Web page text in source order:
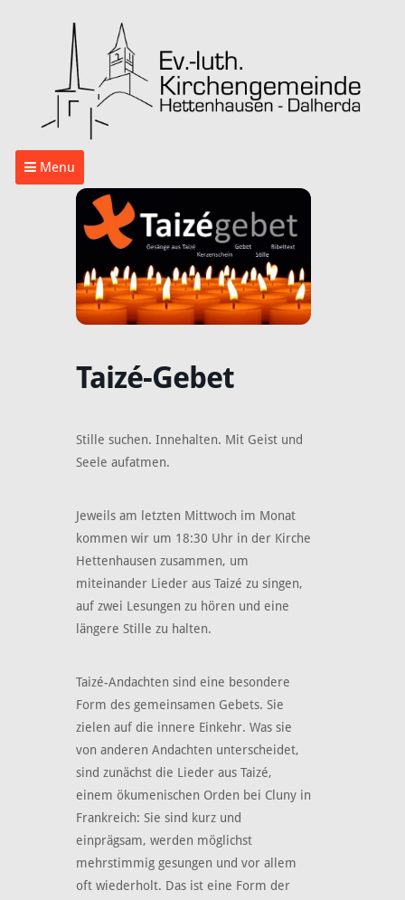
Menu
Taizé-Gebet
Stille suchen. Innehalten. Mit Geist und
Seele aufatmen.
Jeweils am letzten Mittwoch im Monat
kommen wir um 18:30 Uhr in der Kirche
Hettenhausen zusammen, um
miteinander Lieder aus Taizé zu singen,
auf zwei Lesungen zu hören und eine
längere Stille zu halten.
Taizé-Andachten sind eine besondere
Form des gemeinsamen Gebets. Sie
zielen auf die innere Einkehr. Was sie
von anderen Andachten unterscheidet,
sind zunächst die Lieder aus Taizé,
einem ökumenischen Orden bei Cluny in
Frankreich: Sie sind kurz und
einprägsam, werden möglichst
mehrstimmig gesungen und vor allem
oft wiederholt. Das ist eine Form der